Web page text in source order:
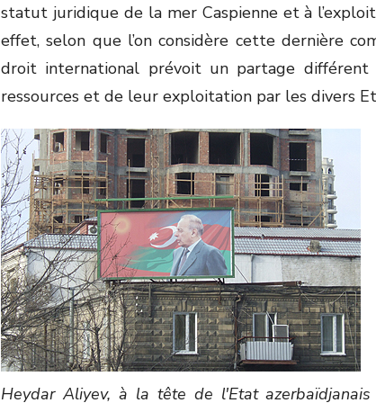
statut juridique de la mer Caspienne et à
effet, selon que l’on considère cette dernière
droit international prévoit un partage différent
ressources et de leur exploitation par les divers
Heydar Aliyev, à la tête de l'Etat